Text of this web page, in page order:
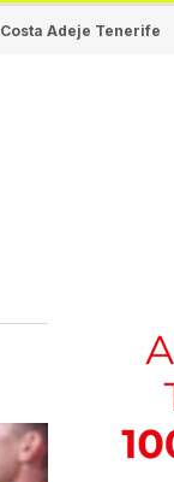
Costa Adeje Tenerife